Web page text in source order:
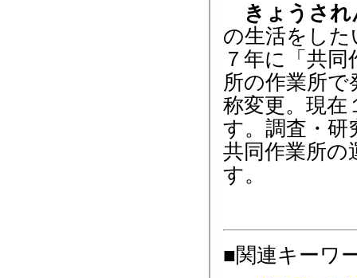
きょうされ
の生活をし
７年に「共
所の作業所
称変更。現在
す。調査・研
共同作業所の
す。
■関連キーワ